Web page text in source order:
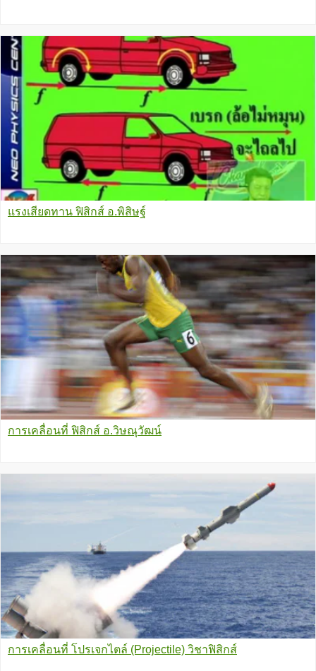
แรงเสียดทาน ฟิสิกส์ อ.พิสิษฐ์
การเคลื่อนที่ ฟิสิกส์ อ.วิษณุวัฒน์
การเคลื่อนที่ โปรเจกไตล์ (Projectile) วิชาฟิสิกส์